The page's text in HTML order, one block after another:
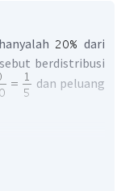
dari
berdistribusi
dan peluang